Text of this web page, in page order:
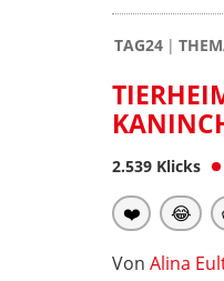
TAG24
2.539 Klicks
❤️ 😂
Von Alina